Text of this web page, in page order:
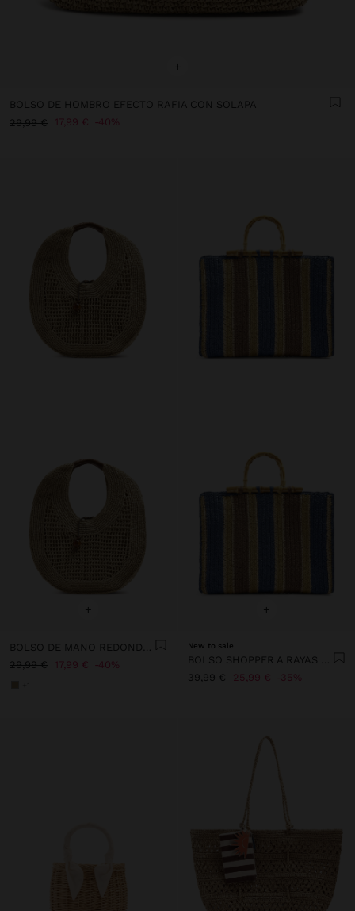
+
BOLSO DE HOMBRO EFECTO RAFIA CON SOLAPA
29,99 €
17,99 € 40%
+
29,99 €
17,99 € 40%
+
New to sale
39,99 €
25,99 € 35%